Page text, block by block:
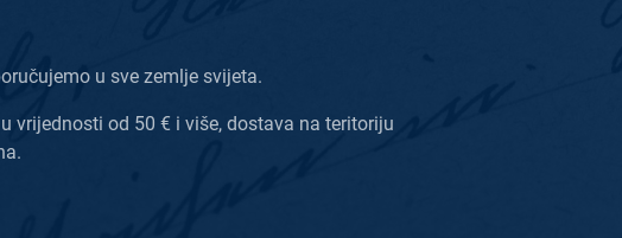
u sve zemlje svijeta.
vrijednosti od 50 € i više, dostava na teritoriju